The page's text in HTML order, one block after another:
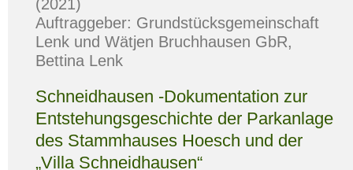
(2021)
Auftraggeber: Grundstücksgemeinschaft
Lenk und Wätjen Bruchhausen GbR,
Bettina Lenk
Schneidhausen -Dokumentation zur
Entstehungsgeschichte der Parkanlage
des Stammhauses Hoesch und der
„Villa Schneidhausen“